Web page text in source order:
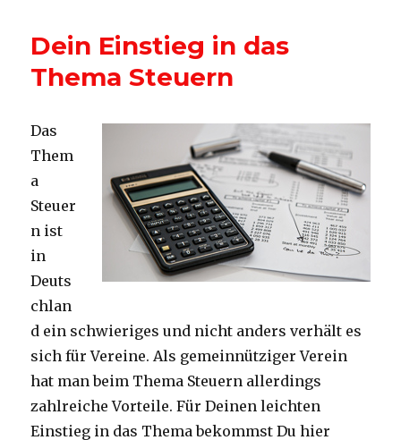
Dein Einstieg in das
Thema Steuern
Das
Them
a
Steuer
n ist
in
Deuts
chlan
d ein schwieriges und nicht anders verhält es
sich für Vereine. Als gemeinnütziger Verein
hat man beim Thema Steuern allerdings
zahlreiche Vorteile. Für Deinen leichten
Einstieg in das Thema bekommst Du hier